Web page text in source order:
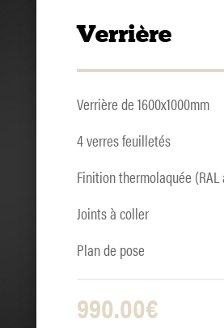
Verrière
Verrière de 1600x1000mm
4 verres feuilletés
Finition thermolaquée
Joints à coller
Plan de pose
990.00€